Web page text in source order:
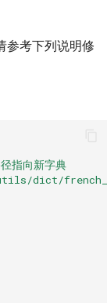
参考下列说明修
指向新字典
dict/